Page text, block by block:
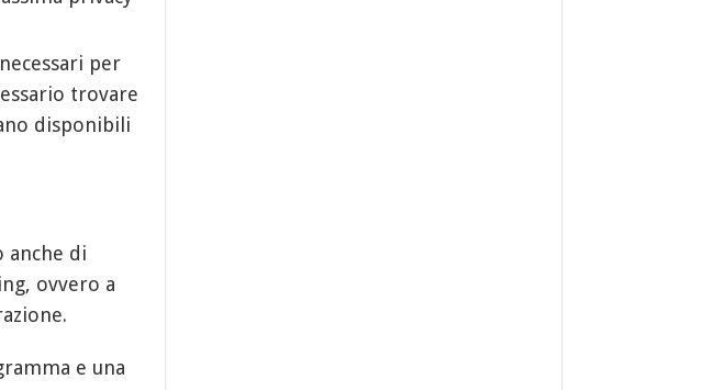
per
trovare
disponibili
anche di
ovvero a
e una